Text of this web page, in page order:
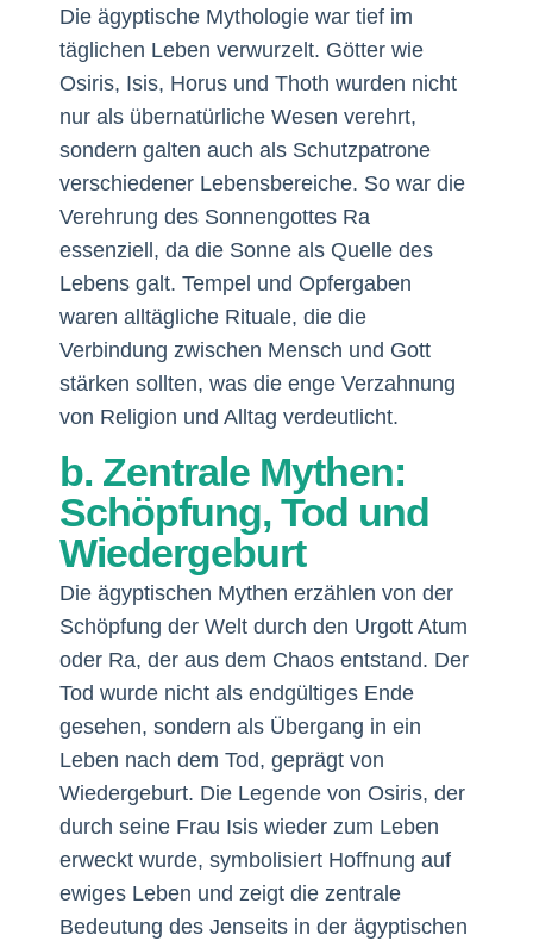
Die ägyptische Mythologie war tief im
täglichen Leben verwurzelt. Götter wie
Osiris, Isis, Horus und Thoth wurden nicht
nur als übernatürliche Wesen verehrt,
sondern galten auch als Schutzpatrone
verschiedener Lebensbereiche. So war die
Verehrung des Sonnengottes Ra
essenziell, da die Sonne als Quelle des
Lebens galt. Tempel und Opfergaben
waren alltägliche Rituale, die die
Verbindung zwischen Mensch und Gott
stärken sollten, was die enge Verzahnung
von Religion und Alltag verdeutlicht.
b. Zentrale Mythen:
Schöpfung, Tod und
Wiedergeburt
Die ägyptischen Mythen erzählen von der
Schöpfung der Welt durch den Urgott Atum
oder Ra, der aus dem Chaos entstand. Der
Tod wurde nicht als endgültiges Ende
gesehen, sondern als Übergang in ein
Leben nach dem Tod, geprägt von
Wiedergeburt. Die Legende von Osiris, der
durch seine Frau Isis wieder zum Leben
erweckt wurde, symbolisiert Hoffnung auf
ewiges Leben und zeigt die zentrale
Bedeutung des Jenseits in der ägyptischen